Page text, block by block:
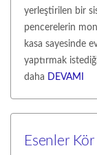
yerleştirilen bir
pencerelerin
kasa sayesinde
yaptırmak
daha DEVAMI
Esenler Kör